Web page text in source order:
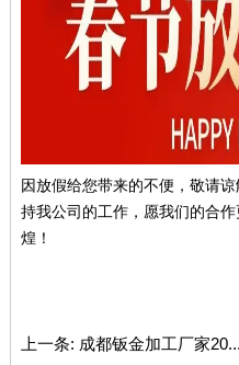
因放假给您带来的不便，敬请
持我公司的工作，愿我们的合
煌！
上一条: 成都钣金加工厂家20...